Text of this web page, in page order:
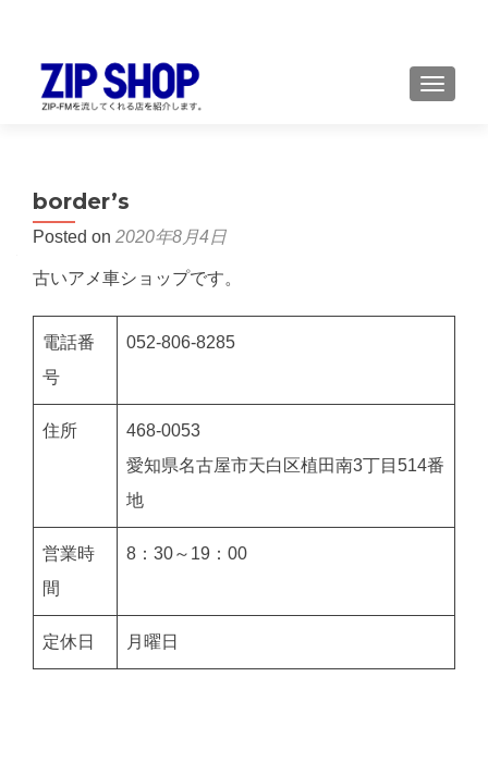
border’s
Posted on 2020年8月4日
古いアメ車ショップです。
電話番
号
052-806-8285
住所
468-0053
愛知県名古屋市天白区植田南3丁目514番
地
営業時
間
8：30～19：00
定休日 月曜日